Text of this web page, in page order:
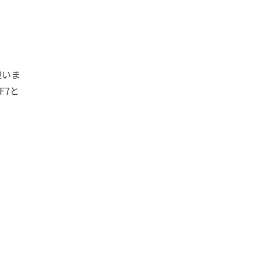
ま
と